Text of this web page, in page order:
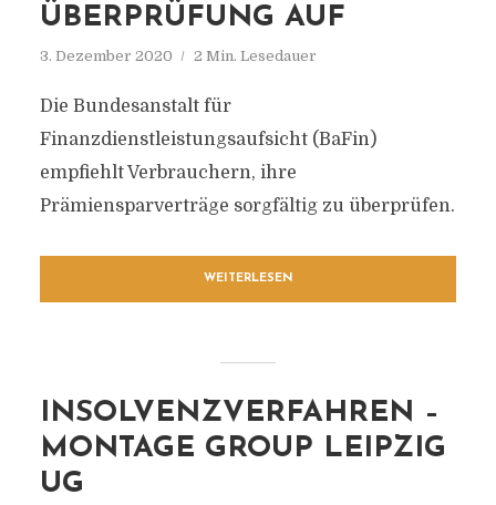
ÜBERPRÜFUNG AUF
3. Dezember 2020 2 Min. Lesedauer
Die Bundesanstalt für
Finanzdienstleistungsaufsicht (BaFin)
empfiehlt Verbrauchern, ihre
Prämiensparverträge sorgfältig zu überprüfen.
WEITERLESEN
INSOLVENZVERFAHREN –
MONTAGE GROUP LEIPZIG
UG